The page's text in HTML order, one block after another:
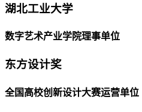
湖北工业大学
数字艺术产业学院理事单位
东方设计奖
全国高校创新设计大赛运营单位